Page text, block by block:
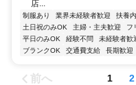
店...
制服あり 業界未経験者歓迎 扶養
土日祝のみOK
主婦・主夫歓迎 フ
平日のみOK
経験不問 未経験者歓
ブランクOK
交通費支給 長期歓迎
前へ 1 2